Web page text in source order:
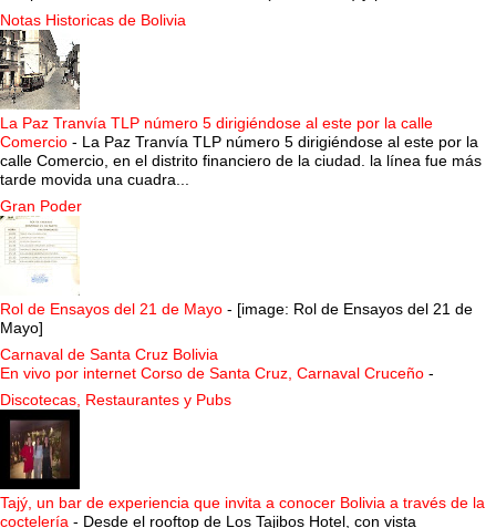
Notas Historicas de Bolivia
La Paz Tranvía TLP número 5 dirigiéndose al este por la calle
Comercio - La Paz Tranvía TLP número 5 dirigiéndose al este por la
calle Comercio, en el distrito financiero de la ciudad. la línea fue más
tarde movida una cuadra...
Gran Poder
Rol de Ensayos del 21 de Mayo - [image: Rol de Ensayos del 21 de
Mayo]
Carnaval de Santa Cruz Bolivia
En vivo por internet Corso de Santa Cruz, Carnaval Cruceño -
Discotecas, Restaurantes y Pubs
Tajý, un bar de experiencia que invita a conocer Bolivia a través de la
coctelería - Desde el rooftop de Los Tajibos Hotel, con vista